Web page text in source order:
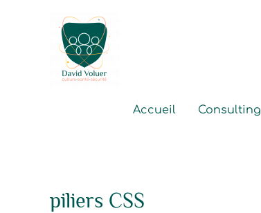
Accueil Consulting
piliers CSS